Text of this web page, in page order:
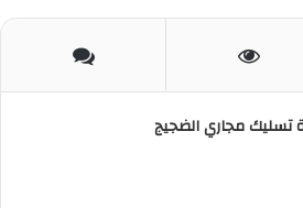
RSS
تسليك مجاري الضجيج